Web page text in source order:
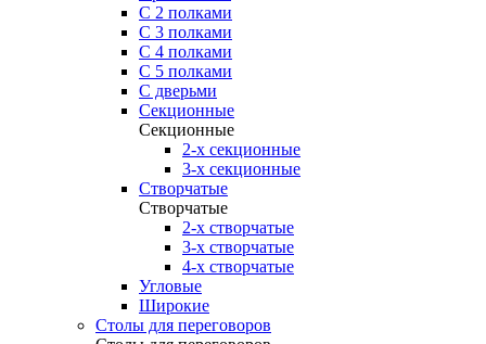
С 2 полками
С 3 полками
С 4 полками
С 5 полками
С дверьми
Секционные
Секционные
2-х секционные
3-х секционные
Створчатые
Створчатые
2-х створчатые
3-х створчатые
4-х створчатые
Угловые
Широкие
Столы для переговоров